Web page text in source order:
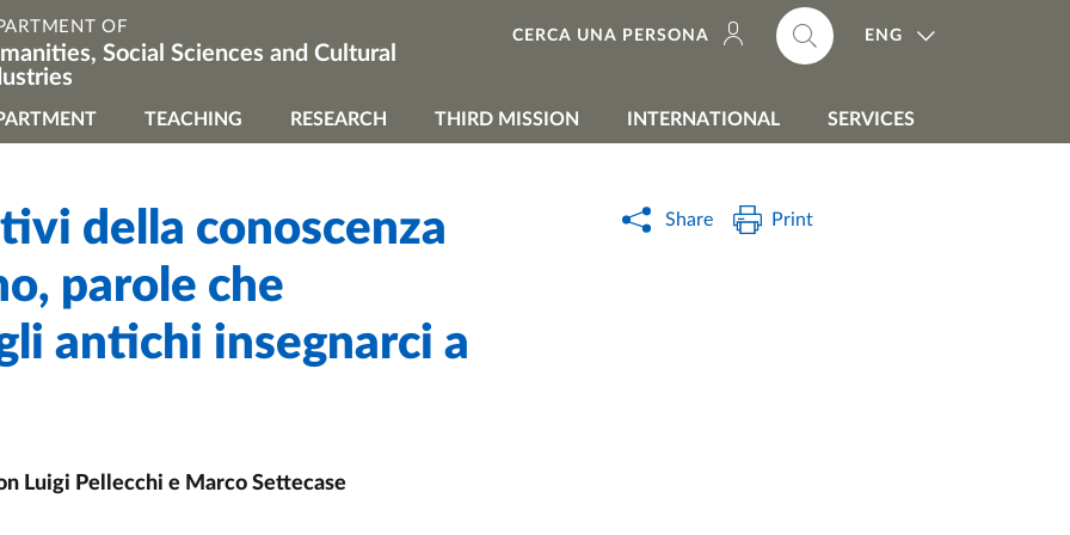
OF
Social Sciences and Cultural
CERCA UNA PERSONA ENG
principale
TEACHING RESEARCH THIRD MISSION INTERNATIONAL SERVICES
della conoscenza
parole che
antichi insegnarci a
Luigi Pellecchi e Marco Settecase
Share Print